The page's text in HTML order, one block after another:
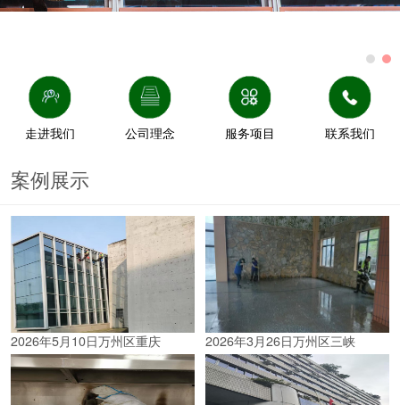
走进我们 公司理念 服务项目 联系我们
案例展示
2026年5月10日万州区重庆 2026年3月26日万州区三峡